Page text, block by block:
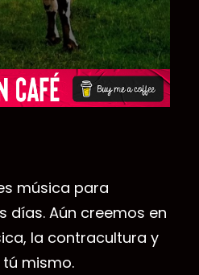
música para
días. Aún creemos en
la contracultura y
mismo.